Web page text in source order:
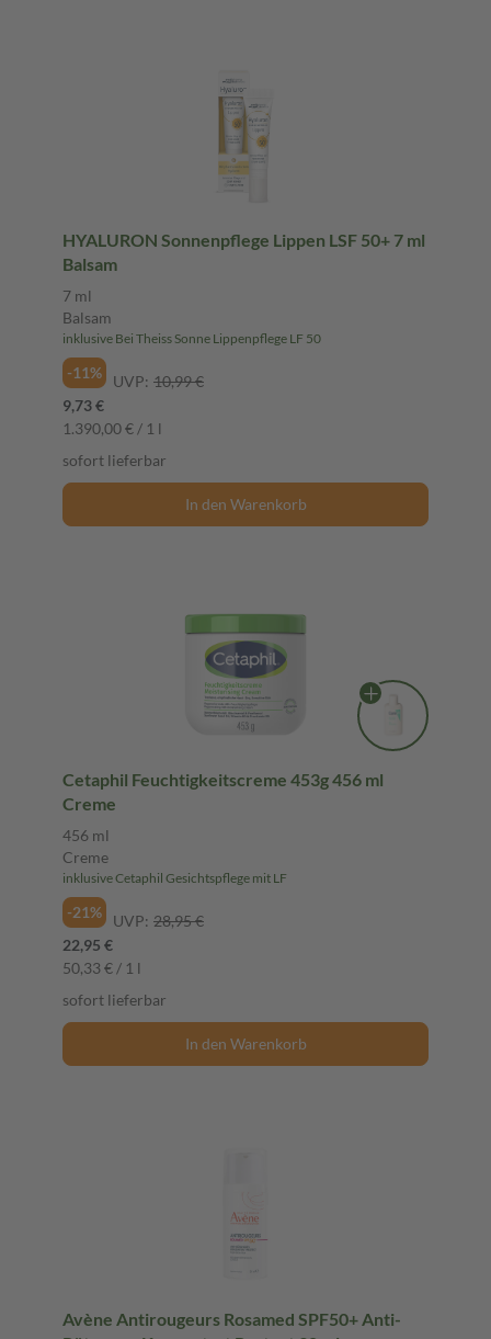
HYALURON Sonnenpflege Lippen LSF 50+ 7 ml
Balsam
7 ml
Balsam
inklusive Bei Theiss Sonne Lippenpflege LF 50
-11% UVP: 10,99 €
9,73 €
1.390,00 € / 1 l
sofort lieferbar
In den Warenkorb
Cetaphil Feuchtigkeitscreme 453g 456 ml
Creme
456 ml
Creme
inklusive Cetaphil Gesichtspflege mit LF
-21% UVP: 28,95 €
22,95 €
50,33 € / 1 l
sofort lieferbar
In den Warenkorb
Avène Antirougeurs Rosamed SPF50+ Anti-